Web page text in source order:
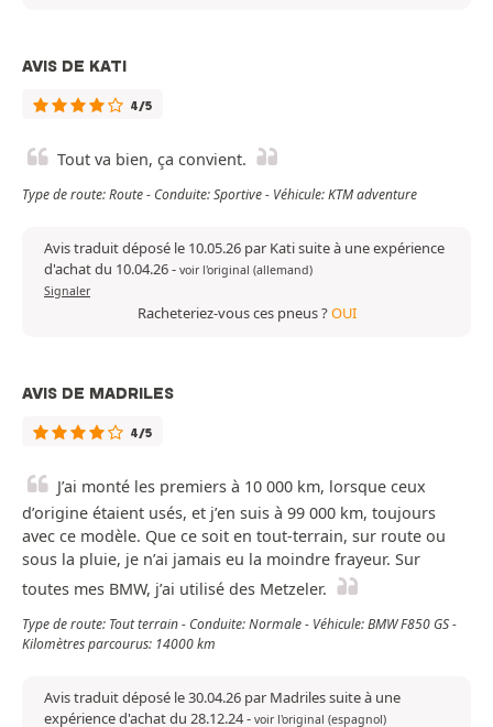
AVIS DE KATI
4/5
Tout va bien, ça convient.
Type de route: Route - Conduite: Sportive - Véhicule: KTM adventure
Avis traduit déposé le 10.05.26 par Kati suite à une expérience
d'achat du 10.04.26- voir l'original (allemand)
Signaler
Racheteriez-vous ces pneus ?OUI
AVIS DE MADRILES
4/5
J’ai monté les premiers à 10 000 km, lorsque ceux
d’origine étaient usés, et j’en suis à 99 000 km, toujours
avec ce modèle. Que ce soit en tout-terrain, sur route ou
sous la pluie, je n’ai jamais eu la moindre frayeur. Sur
toutes mes BMW, j’ai utilisé des Metzeler.
Type de route: Tout terrain - Conduite: Normale - Véhicule: BMW F850 GS -
Kilomètres parcourus: 14000 km
Avis traduit déposé le 30.04.26 par Madriles suite à une
expérience d'achat du 28.12.24- voir l'original (espagnol)